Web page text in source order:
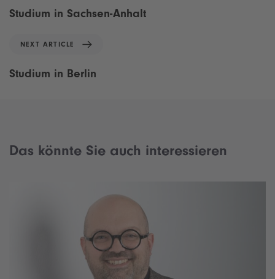
e
v
s
c
Studium in Sachsen-Anhalt
x
c
NEXT ARTICLE
Studium in Berlin
Das könnte Sie auch interessieren